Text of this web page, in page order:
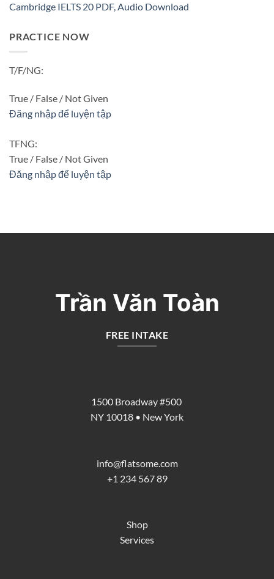
Cambridge IELTS 20 PDF, Audio Download
PRACTICE NOW
T/F/NG:
True / False / Not Given
Đăng nhập để luyện tập
TFNG:
True / False / Not Given
Đăng nhập để luyện tập
Trần Văn Toàn
FREE INTAKE
1500 Broadway #500
NY 10018 • New York
info@flatsome.com
+1 234 567 89
Shop
Services